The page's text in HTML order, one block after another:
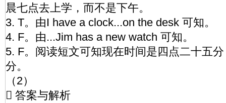
晨七点去上学，而不是下午。
3. T。由I have a clock...on the desk 可知。
4. F。由...Jim has a new watch 可知。
5. F。阅读短文可知现在时间是四点二十五
分。
（2）
 答案与解析